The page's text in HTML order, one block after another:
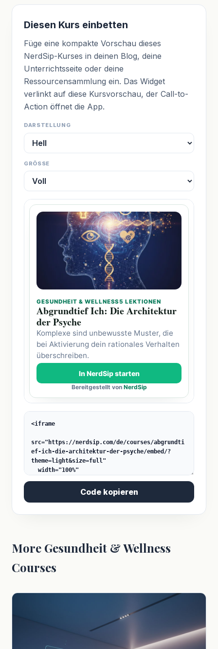
Diesen Kurs einbetten
Füge eine kompakte Vorschau dieses
NerdSip-Kurses in deinen Blog, deine
Unterrichtsseite oder deine
Ressourcensammlung ein. Das Widget
verlinkt auf diese Kursvorschau, der Call-to-
Action öffnet die App.
DARSTELLUNG
GRÖSSE
Code kopieren
More Gesundheit & Wellness
Courses